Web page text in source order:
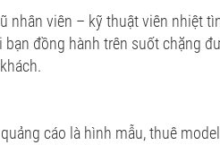
nhân viên – kỹ thuật viên nhiệt
bạn đồng hành trên suốt chặng
cáo là hình mẫu, thuê